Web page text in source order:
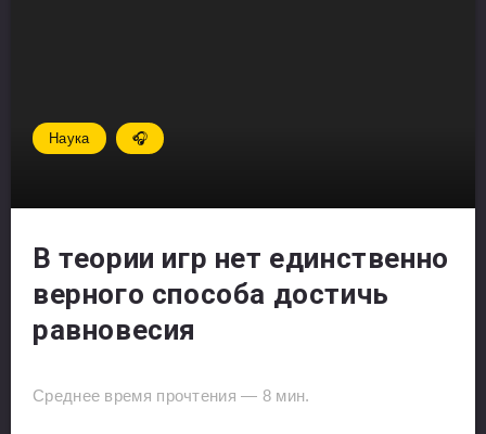
Наука 🎧
В теории игр нет единственно
верного способа достичь
равновесия
Среднее время прочтения — 8 мин.